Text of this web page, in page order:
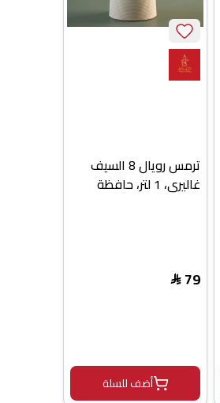
ترمس رويال 8 السيف
غاليري، 1 لتر، حافظة
79
$
أضف للسلة